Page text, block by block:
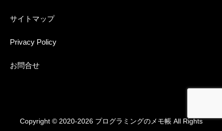
サイトマップ
Privacy Policy
お問合せ
Copyright © 2020-2026 プログラミングのメモ帳 All Rights